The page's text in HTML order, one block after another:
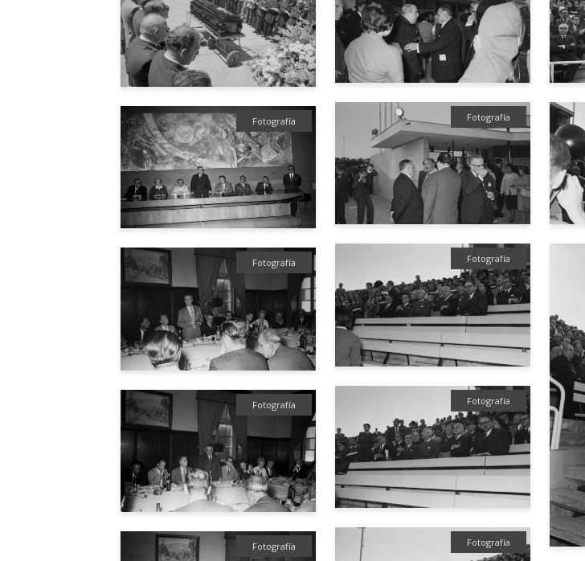
Fotografía
Fotografía
Fotografía
Fotografía
Fotografía
Fotografía
Fotografía
Fotografía